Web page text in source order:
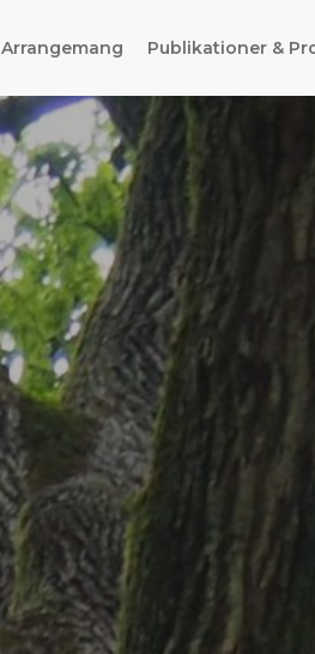
Arrangemang Publikationer &